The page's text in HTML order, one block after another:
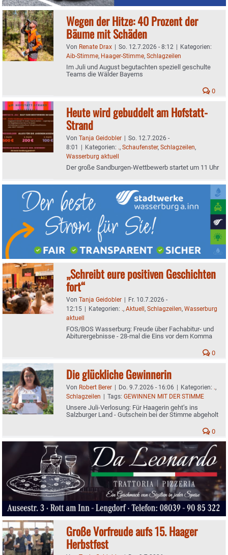
Wegen der Hitze: 40 Prozent der
Bäume mit Schäden
Von Renate Drax | So. 12.7.2026 - 8:12 | Kategorien:
Aib-Stimme, Haager-Stimme, Schlagzeilen
Im Juli und August begutachten speziell geschulte
Teams die Wälder Bayerns
0
Heute wird gebuddelt am Hofstatt-
Strand
Von Tanja Geidobler | So. 12.7.2026 -
8:01 | Kategorien: ., Schaufenster, Schlagzeilen,
Wasserburg aktuell
Der große Sandburgen-Wettbewerb startet um 11 Uhr
„Schreibt eure positiven Geschichten
fort“
Von Tanja Geidobler
Fr. 10.7.2026 -
12:15
Kategorien: ., Aktuell , Schlagzeilen, Wasserburg
aktuell
FOS/BOS Wasserburg: Freude über Fachabitur- und
Abiturergebnisse - 28-mal die Eins vor dem Komma
0
Die glückliche Gewinnerin
Von Robert Berer Do. 9.7.2026 - 16:06 Kategorien: .,
Schlagzeilen
Tags: GEWINNEN MIT DER STIMME
Unsere Juli-Verlosung: Für Haagerin geht’s ins
Salzburger Land - Gutschein bei der Stimme abgeholt
0
Große Vorfreude aufs 15. Haager
Herbstfest